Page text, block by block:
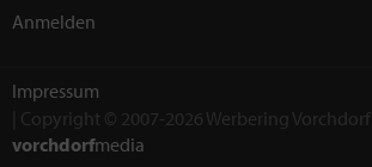
Anmelden
Impressum
| Copyright © 2007-2026 Werbering Vorchdorf
vorchdorfmedia